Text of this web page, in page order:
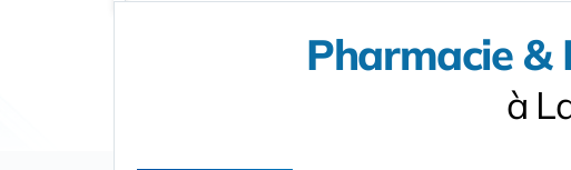
Pharmacie
à